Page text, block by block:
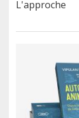
L'approche